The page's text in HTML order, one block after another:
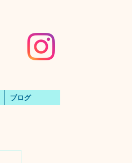
ブログ